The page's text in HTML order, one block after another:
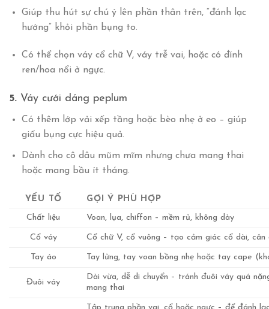
Giúp thu hút sự chú ý lên phần thân trên, “đánh lạc
hướng” khỏi phần bụng to.
Có thể chọn váy cổ chữ V, váy trễ vai, hoặc có đính
ren/hoa nổi ở ngực.
5. Váy cưới dáng peplum
Có thêm lớp vải xếp tầng hoặc bèo nhẹ ở eo – giúp
giấu bụng cực hiệu quả.
Dành cho cô dâu mũm mĩm nhưng chưa mang thai
hoặc mang bầu ít tháng.
YẾU TỐ GỢI Ý PHÙ HỢP
Chất liệu Voan, lụa, chiffon – mềm rủ, không dày
Cổ váy Cổ chữ V, cổ vuông – tạo cảm giác cổ dài, cân
Tay áo Tay lửng, tay voan bồng nhẹ hoặc tay cape
Đuôi váy
Dài vừa, dễ di chuyển – tránh đuôi váy quá
mang thai